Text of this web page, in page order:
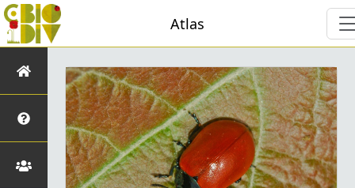
Atlas